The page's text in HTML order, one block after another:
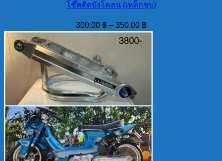
โช๊คติดบังโคลน (เหล็กชุบ)
300.00 ฿ – 350.00 ฿